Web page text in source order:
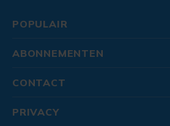
POPULAIR
ABONNEMENTEN
CONTACT
PRIVACY